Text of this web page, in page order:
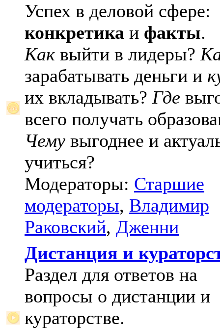
Успех в деловой сфере:
конкретика и факты.
Как выйти в лидеры?
зарабатывать деньги и
их вкладывать? Где
всего получать
Чему выгоднее и
учиться?
Модераторы: Старшие
модераторы, Владимир
Раковский, Дженни
Дистанция и
Раздел для ответов на
вопросы о дистанции и
кураторстве.